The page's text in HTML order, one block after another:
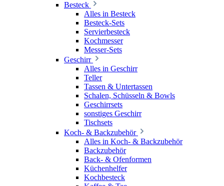
Besteck
Alles in Besteck
Besteck-Sets
Servierbesteck
Kochmesser
Messer-Sets
Geschirr
Alles in Geschirr
Teller
Tassen & Untertassen
Schalen, Schüsseln & Bowls
Geschirrsets
sonstiges Geschirr
Tischsets
Koch- & Backzubehör
Alles in Koch- & Backzubehör
Backzubehör
Back- & Ofenformen
Küchenhelfer
Kochbesteck